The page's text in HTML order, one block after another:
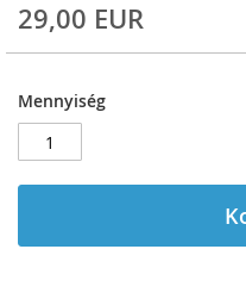
29,00 EUR
Mennyiség